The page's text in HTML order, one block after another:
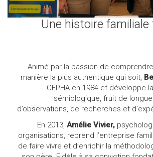
Une histoire familiale
Animé par la passion de
manière la plus authentique qui soit,
CEPHA en 1984 et développe
sémiologique, fruit de
d’observations, de recherches et
En 2013, Amélie Vivier,
organisations, reprend l’entreprise
de faire vivre et d’enrichir la